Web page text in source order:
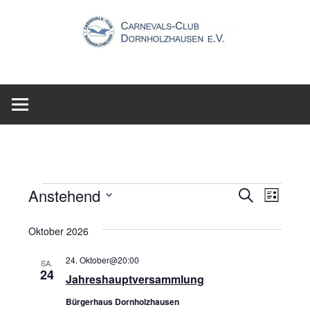
Veranstaltungen
Suche
SucheListe
Anstehend
wählen.
Oktober 2026
SA.
24 Jahreshauptversammlung
24. Oktober@20:00
Bürgerhaus Dornholzhausen